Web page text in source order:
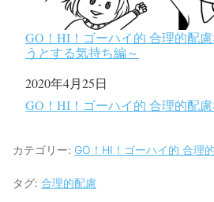
GO！HI！ゴーハイ的 合理的配
うとする気持ち編～
日付
2020年4月25日
関連理由
GO！HI！ゴーハイ的 合理的配
カテゴリー: GO！HI！ゴーハイ的 合理
タグ: 合理的配慮